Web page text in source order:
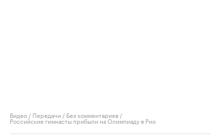
Видео / Передачи / Без комментариев /
Российские гимнасты прибыли на Олимпиаду в Рио